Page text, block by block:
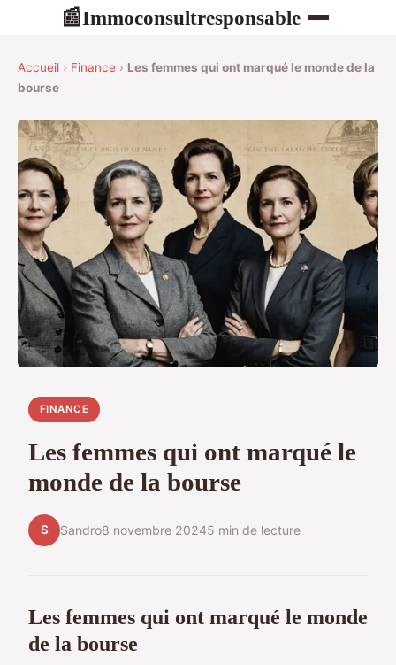
📰Immoconsultresponsable
Accueil › Finance › Les femmes qui ont marqué le monde de la
bourse
FINANCE
Les femmes qui ont marqué le
monde de la bourse
S Sandro8 novembre 20245 min de lecture
Les femmes qui ont marqué le monde
de la bourse